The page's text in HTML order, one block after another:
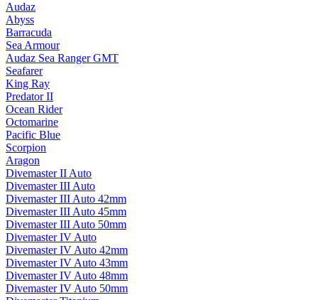
Audaz
Abyss
Barracuda
Sea Armour
Audaz Sea Ranger GMT
Seafarer
King Ray
Predator II
Ocean Rider
Octomarine
Pacific Blue
Scorpion
Aragon
Divemaster II Auto
Divemaster III Auto
Divemaster III Auto 42mm
Divemaster III Auto 45mm
Divemaster III Auto 50mm
Divemaster IV Auto
Divemaster IV Auto 42mm
Divemaster IV Auto 43mm
Divemaster IV Auto 48mm
Divemaster IV Auto 50mm